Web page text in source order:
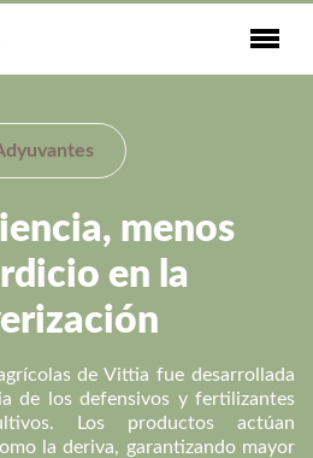
menos
en la
de Vittia fue desarrollada
de los defensivos y fertilizantes
Los productos actúan
la deriva, garantizando mayor